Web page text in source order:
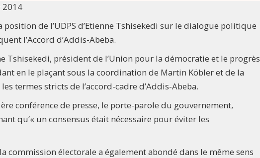
2014
de l’UDPS d’Etienne Tshisekedi sur le dialogue politique
l’Accord d’Addis-Abeba.
Tshisekedi, président de l’Union pour la démocratie et le progrès
en le plaçant sous la coordination de Martin Köbler et de la
termes stricts de l’accord-cadre d’Addis-Abeba.
conférence de presse, le porte-parole du gouvernement,
qu’« un consensus était nécessaire pour éviter les
commission électorale a également abondé dans le même sens